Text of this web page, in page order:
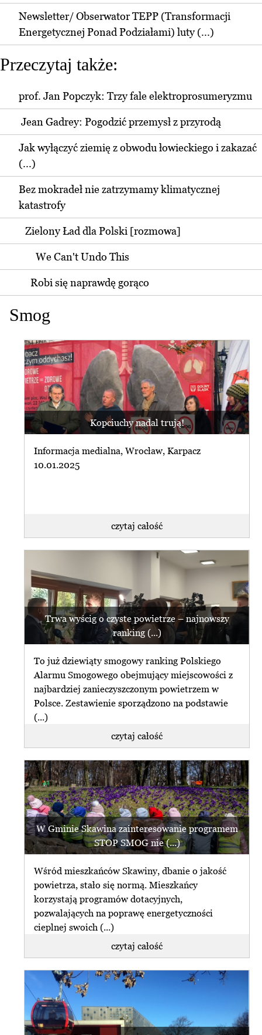
Newsletter/ Obserwator TEPP (Transformacji
Energetycznej Ponad Podziałami) luty (...)
Przeczytaj także:
prof. Jan Popczyk: Trzy fale elektroprosumeryzmu
Jean Gadrey: Pogodzić przemysł z przyrodą
Jak wyłączyć ziemię z obwodu łowieckiego i zakazać
(...)
Bez mokradeł nie zatrzymamy klimatycznej
katastrofy
Zielony Ład dla Polski [rozmowa]
We Can't Undo This
Robi się naprawdę gorąco
Smog
Kopciuchy nadal trują!
Informacja medialna, Wrocław, Karpacz
10.01.2025
czytaj całość
Trwa wyścig o czyste powietrze – najnowszy
ranking (...)
To już dziewiąty smogowy ranking Polskiego
Alarmu Smogowego obejmujący miejscowości z
najbardziej zanieczyszczonym powietrzem w
Polsce. Zestawienie sporządzono na podstawie
(...)
czytaj całość
W Gminie Skawina zainteresowanie programem
STOP SMOG nie (...)
Wśród mieszkańców Skawiny, dbanie o jakość
powietrza, stało się normą. Mieszkańcy
korzystają programów dotacyjnych,
pozwalających na poprawę energetyczności
cieplnej swoich (...)
czytaj całość